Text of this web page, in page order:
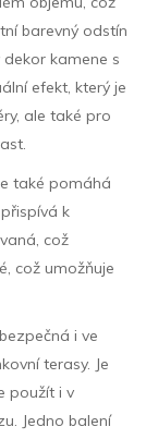
barevný odstín
kamene s
efekt, který je
ale také pro
také pomáhá
k
což
což umožňuje
i ve
terasy. Je
použít i v
Jedno balení